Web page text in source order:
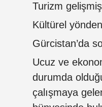
Turizm
Kültürel
Gürcistan’da
Ucuz ve
durumda
çalışmaya